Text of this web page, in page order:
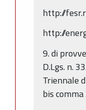
http://
http://
9. di
D.Lgs. n.
Triennale
bis comma